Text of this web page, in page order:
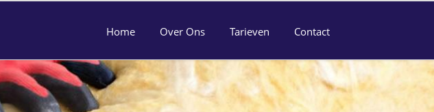
Home Over Ons Tarieven Contact